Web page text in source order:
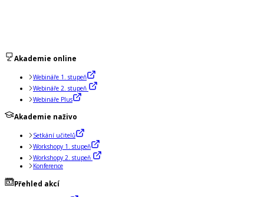
Akademie online
Webináře 1. stupeň
Webináře 2. stupeň
Webináře Plus
Akademie naživo
Setkání učitelů
Workshopy 1. stupeň
Workshopy 2. stupeň
Konference
Přehled akcí